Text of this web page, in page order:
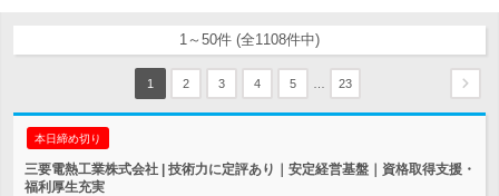
1～50件 (全1108件中)
1 2 3 4 5 23
本日締め切り
三要電熱工業株式会社 | 技術力に定評あり｜安定経営基盤｜資格取得支援・
福利厚生充実